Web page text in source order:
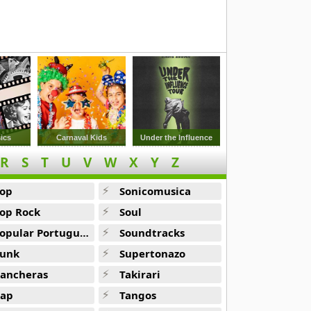
Carnaval Kids Under the Influence
R S T U V W X Y Z
Rock
Portuguesa
Sonicomusica
Soul
Soundtracks
Supertonazo
Takirari
Tangos